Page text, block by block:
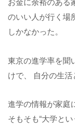
お金に余裕のある
のいい人が行く場
しかなかった。
東京の進学率を聞
けで、 自分の生活
進学の情報が家庭
そもそも“大学とい